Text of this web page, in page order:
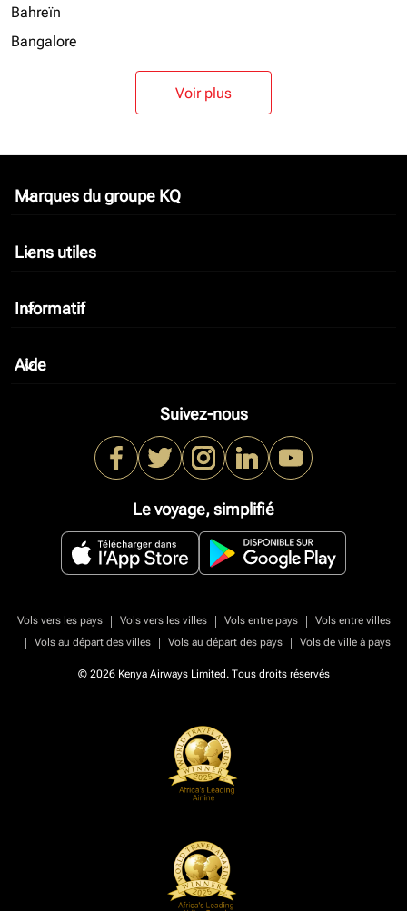
Bahreïn
Bangalore
Voir plus
Marques du groupe KQ
keyboard_arrow_down
Liens utiles
keyboard_arrow_down
Informatif
keyboard_arrow_down
Aide
keyboard_arrow_down
Suivez-nous
Le voyage, simplifié
Vols vers les pays | Vols vers les villes | Vols entre pays |
Vols entre villes
|
Vols au départ des villes | Vols au départ des pays | Vols de ville à pays
© 2026 Kenya Airways Limited. Tous droits réservés